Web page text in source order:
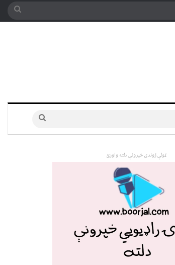
لټون
لټون
ټولې ژوندۍ خپرونې دلته واورئ